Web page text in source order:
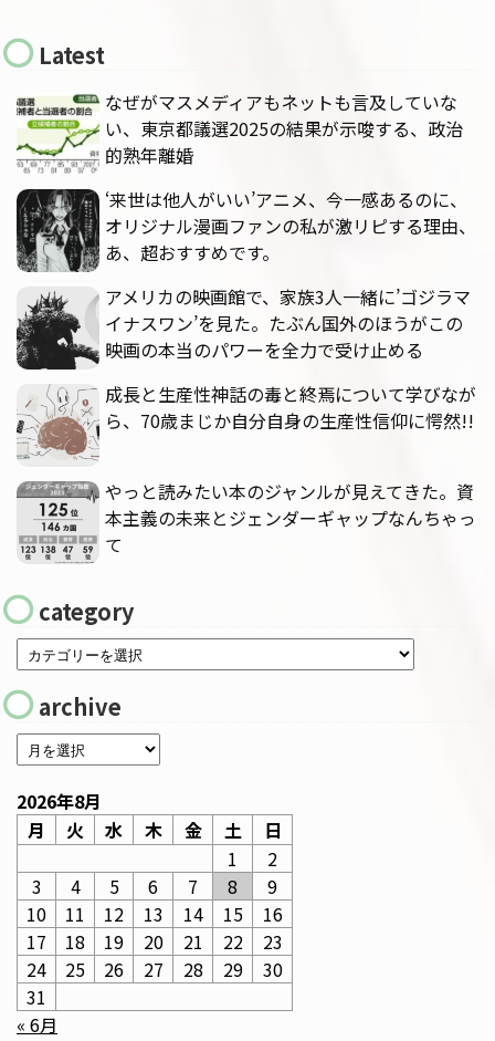
Latest
なぜがマスメディアもネットも言及していな
い、東京都議選2025の結果が示唆する、政治
的熟年離婚
‘来世は他人がいい’アニメ、今一感あるのに、
オリジナル漫画ファンの私が激リピする理由、
あ、超おすすめです。
アメリカの映画館で、家族3人一緒に’ゴジラマ
イナスワン’を見た。たぶん国外のほうがこの
映画の本当のパワーを全力で受け止める
成長と生産性神話の毒と終焉について学びなが
ら、70歳まじか自分自身の生産性信仰に愕然!!
やっと読みたい本のジャンルが見えてきた。資
本主義の未来とジェンダーギャップなんちゃっ
て
category
archive
2026年8月
月
火 水 木 金 土
日
1
2
3
4 5 6 7 8
9
10
11 12 13 14 15
16
17
18 19 20 21 22
23
24
25 26 27 28 29
30
31
« 6月